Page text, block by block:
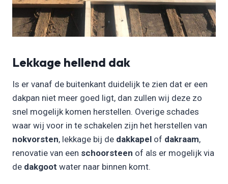
Lekkage hellend dak
Is er vanaf de buitenkant duidelijk te zien dat er een
dakpan niet meer goed ligt, dan zullen wij deze zo
snel mogelijk komen herstellen. Overige schades
waar wij voor in te schakelen zijn het herstellen van
nokvorsten, lekkage bij de dakkapel of dakraam,
renovatie van een schoorsteen of als er mogelijk via
de dakgoot water naar binnen komt.